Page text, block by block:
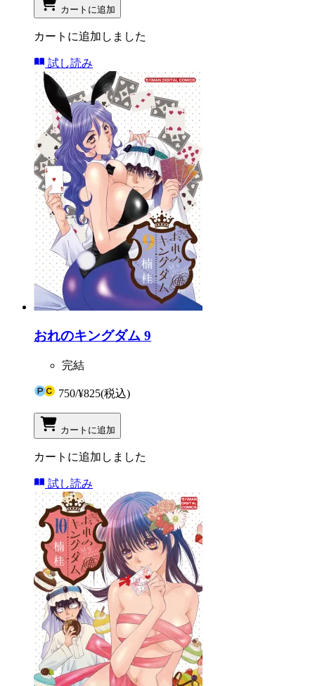
カートに追加
カートに追加しました
試し読み
おれのキングダム 9
完結
750/¥825(税込)
カートに追加
カートに追加しました
試し読み